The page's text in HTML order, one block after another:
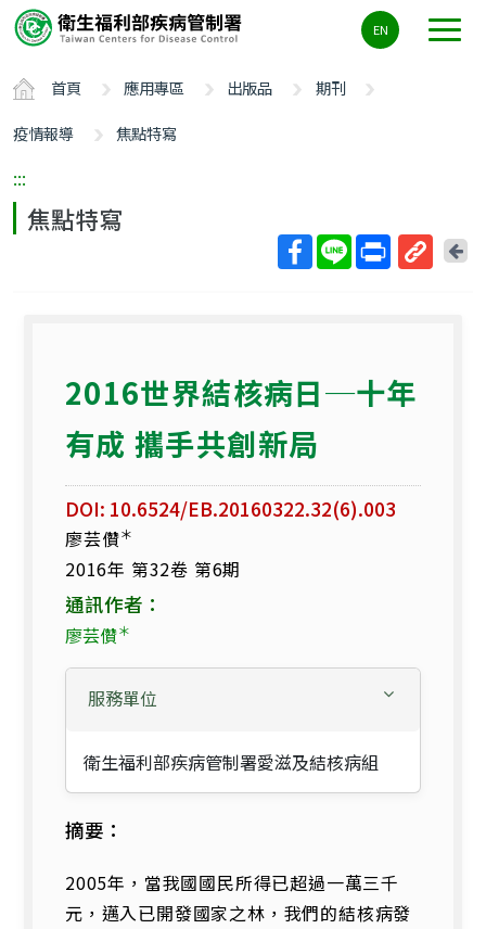
要
容
ALT+C
EN
首頁 應用專區 出版品
期刊
疫情報導
焦點特寫
:::
焦點特寫
址
回
2016世界結核病日─十年
有成 攜手共創新局
DOI: 10.6524/EB.20160322.32(6).003
廖芸儹＊
2016年 第32卷 第6期
通訊作者：
廖芸儹＊
服務單位
衛生福利部疾病管制署愛滋及結核病組
摘要：
2005年，當我國國民所得已超過一萬三千
元，邁入已開發國家之林，我們的結核病發